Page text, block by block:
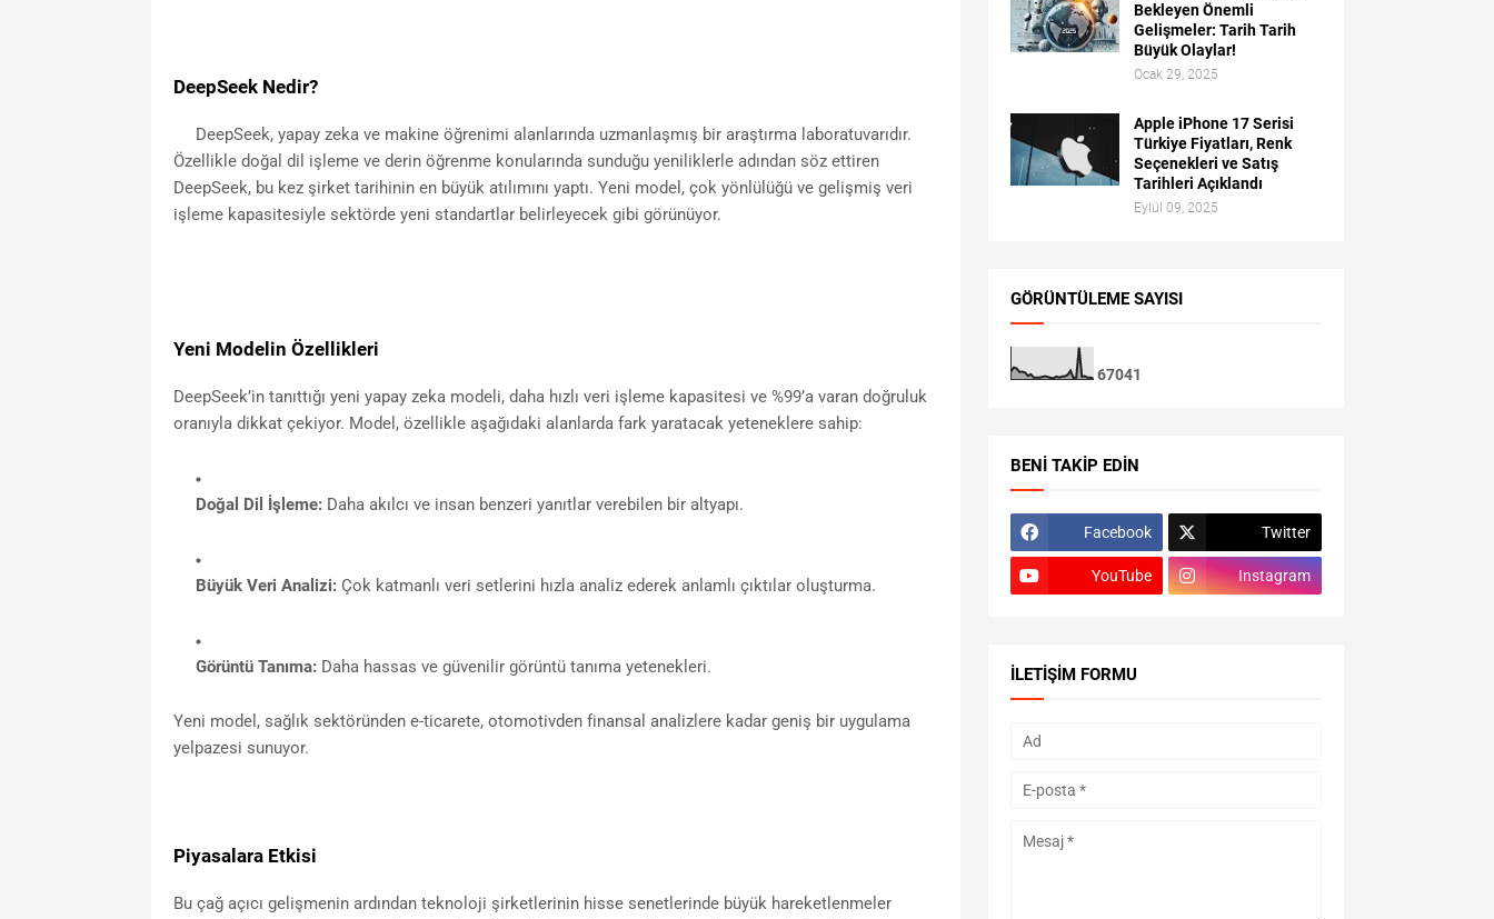
DeepSeek Nedir?
DeepSeek, yapay zeka ve makine öğrenimi alanlarında uzmanlaşmış bir araştırma laboratuvarıdır.
Özellikle doğal dil işleme ve derin öğrenme konularında sunduğu yeniliklerle adından söz ettiren
DeepSeek, bu kez şirket tarihinin en büyük atılımını yaptı. Yeni model, çok yönlülüğü ve gelişmiş veri
işleme kapasitesiyle sektörde yeni standartlar belirleyecek gibi görünüyor.
Yeni Modelin Özellikleri
DeepSeek’in tanıttığı yeni yapay zeka modeli, daha hızlı veri işleme kapasitesi ve %99’a varan doğruluk
oranıyla dikkat çekiyor. Model, özellikle aşağıdaki alanlarda fark yaratacak yeteneklere sahip:
Doğal Dil İşleme:Daha akılcı ve insan benzeri yanıtlar verebilen bir altyapı.
Büyük Veri Analizi:Çok katmanlı veri setlerini hızla analiz ederek anlamlı çıktılar oluşturma.
Görüntü Tanıma:Daha hassas ve güvenilir görüntü tanıma yetenekleri.
Yeni model, sağlık sektöründen e-ticarete, otomotivden finansal analizlere kadar geniş bir uygulama
yelpazesi sunuyor.
Piyasalara Etkisi
Bu çağ açıcı gelişmenin ardından teknoloji şirketlerinin hisse senetlerinde büyük hareketlenmeler
Bekleyen Önemli
Gelişmeler: Tarih Tarih
Büyük Olaylar!
Ocak 29, 2025
Apple iPhone 17 Serisi
Türkiye Fiyatları, Renk
Seçenekleri ve Satış
Tarihleri Açıklandı
Eylül 09, 2025
GÖRÜNTÜLEME SAYISI
67041
BENI TAKIP EDIN
Facebook Twitter
YouTube Instagram
İLETIŞIM FORMU